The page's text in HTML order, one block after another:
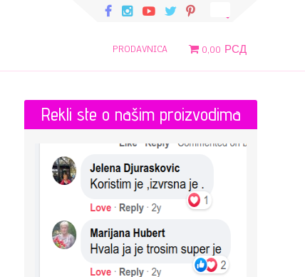
PRODAVNICA 0,00 РСД
Rekli ste o našim proizvodima